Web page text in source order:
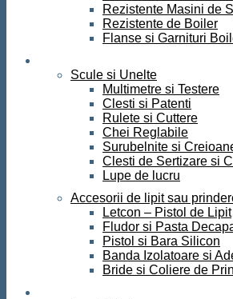
Rezistente Masini de
Rezistente de Boiler
Flanse si Garnituri
Scule si Unelte
Multimetre si Testere
Clesti si Patenti
Rulete si Cuttere
Chei Reglabile
Surubelnite si
Clesti de Sertizare si
Lupe de lucru
Accesorii de lipit sau
Letcon – Pistol de Lipit
Fludor si Pasta
Pistol si Bara Silicon
Banda Izolatoare si
Bride si Coliere de